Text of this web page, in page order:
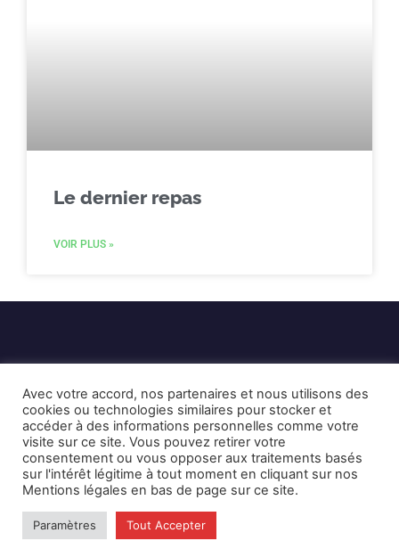
Le dernier repas
VOIR PLUS »
Mentions Légales et CGU Crédits
© 2026 © Karulynk
Avec votre accord, nos partenaires et nous utilisons des
cookies ou technologies similaires pour stocker et
accéder à des informations personnelles comme votre
visite sur ce site. Vous pouvez retirer votre
consentement ou vous opposer aux traitements basés
sur l'intérêt légitime à tout moment en cliquant sur nos
Mentions légales en bas de page sur ce site.
Paramètres Tout Accepter